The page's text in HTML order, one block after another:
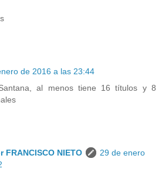
de 2016 a las 23:44
al menos tiene 16 títulos y 8
FRANCISCO NIETO
29 de enero